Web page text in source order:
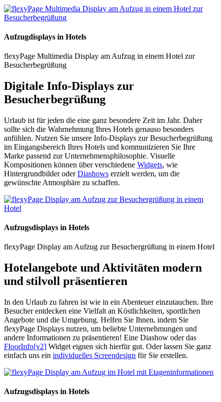
Aufzugdisplays in Hotels
flexyPage Multimedia Display am Aufzug in einem Hotel zur
Besucherbegrüßung
Digitale Info-Displays zur
Besucherbegrüßung
Urlaub ist für jeden die eine ganz besondere Zeit im Jahr. Daher
sollte sich die Wahrnehmung Ihres Hotels genauso besonders
anfühlen. Nutzen Sie unsere Info-Displays zur Besucherbegrüßung
im Eingangsbereich Ihres Hotels und kommunizieren Sie Ihre
Marke passend zur Unternehmensphilosophie. Visuelle
Kompositionen können über verschiedene Widgets, wie
Hintergrundbilder oderDiashows erzielt werden, um die
gewünschte Atmosphäre zu schaffen.
Aufzugsdisplays in Hotels
flexyPage Display am Aufzug zur Besuchergrüßung in einem Hotel
Hotelangebote und Aktivitäten modern
und stilvoll präsentieren
In den Urlaub zu fahren ist wie in ein Abenteuer einzutauchen. Ihre
Besucher entdecken eine Vielfalt an Köstlichkeiten, sportlichen
Angebote und die Umgebung. Helfen Sie Ihnen, indem Sie
flexyPage Displays nutzen, um beliebte Unternehmungen und
andere Informationen zu präsentieren! Eine Diashow oder das
FloorInfo[v2] Widget eignen sich hierfür gut. Oder lassen Sie ganz
einfach uns ein individuelles Screendesign für Sie erstellen.
Aufzugsdisplays in Hotels